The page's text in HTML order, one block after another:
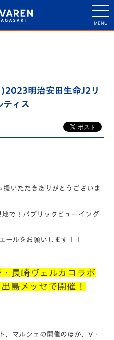
)2023明治安田生命J2リ
ティス
援いただきありがとうございま
で！パブリックビューイング
ールをお願いします！！
長崎ヴェルカコラボ
島メッセで開催！
、マルシェの開催のほか、V・